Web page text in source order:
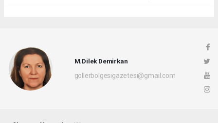
M.Dilek Demirkan
gollerbolgesigazetesi@gmail.com